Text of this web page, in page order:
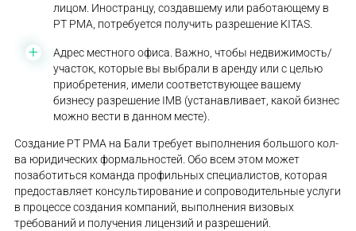
лицом. Иностранцу, создавшему или работающему в
PT PMA, потребуется получить разрешение KITAS.
Адрес местного офиса. Важно, чтобы недвижимость/
участок, которые вы выбрали в аренду или с целью
приобретения, имели соответствующее вашему
бизнесу разрешение IMB (устанавливает, какой бизнес
можно вести в данном месте).
Создание PT PMA на Бали требует выполнения большого кол-
ва юридических формальностей. Обо всем этом может
позаботиться команда профильных специалистов, которая
предоставляет консультирование и сопроводительные услуги
в процессе создания компаний, выполнения визовых
требований и получения лицензий и разрешений.